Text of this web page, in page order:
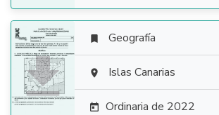

 Geografía
 Islas Canarias
 Ordinaria de 2022